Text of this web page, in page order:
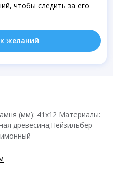
чтобы следить за его
желаний
(мм): 41х12 Материалы:
древесина;Нейзильбер